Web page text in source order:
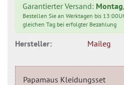
Garantierter Versand:
Bestellen Sie an Werktagen bis
gleichen Tag bei erfolgter Bezahlung
Hersteller: Maileg
Papamaus Kleidungsset